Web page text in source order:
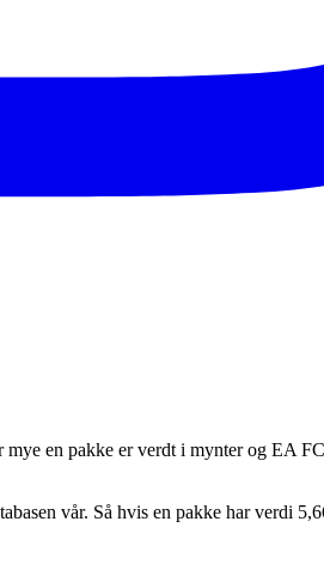
en pakke er verdt i mynter og EA
vår. Så hvis en pakke har verdi